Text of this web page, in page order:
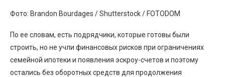
Фото: Brandon Bourdages / Shutterstock / FOTODOM
По ее словам, есть подрядчики, которые готовы были
строить, но не учли финансовых рисков при ограничениях
семейной ипотеки и появления эскроу-счетов и поэтому
остались без оборотных средств для продолжения